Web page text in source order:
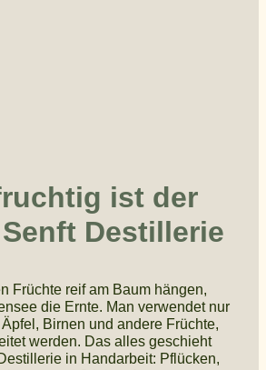
ist der
Destillerie
Früchte reif am Baum hängen,
die Ernte. Man verwendet nur
Birnen und andere Früchte,
werden. Das alles geschieht
in Handarbeit: Pflücken,